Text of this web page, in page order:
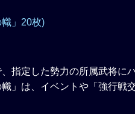
」20枚)
指定した勢力の所属武将に
」は、イベントや「強行戦